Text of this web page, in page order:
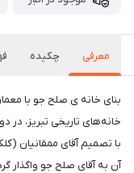
معرفی چکیده
بنای خانه ی صلح جو با
خانه‌های تاریخی تبریز، در
با تصمیم آقای ممقانیان